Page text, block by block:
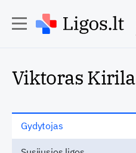
Viktoras Kirila
Gydytojas